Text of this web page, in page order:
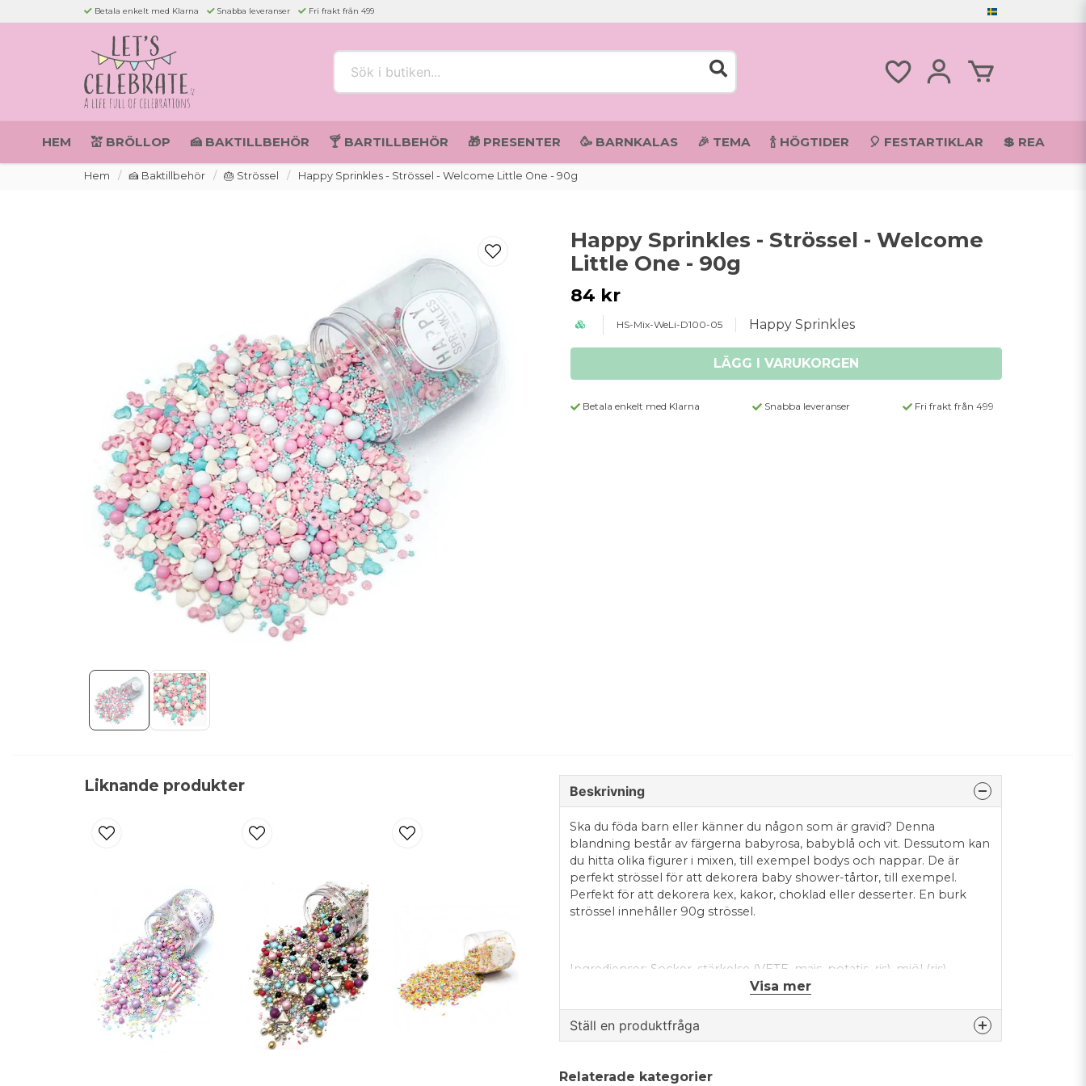
Betala enkelt med Klarna Snabba leveranser Fri frakt från 499
HEM 💒 BRÖLLOP 🍰 BAKTILLBEHÖR 🍸 BARTILLBEHÖR 🎁 PRESENTER 🥳 BARNKALAS 🎉 TEMA 🍾 HÖGTIDER 🎈 FESTARTIKLAR 💲 REA
Hem 🍰 Baktillbehör 🎂 Strössel Happy Sprinkles - Strössel - Welcome Little One - 90g
Happy Sprinkles - Strössel - Welcome
Little One - 90g
84 kr
HS-Mix-WeLi-D100-05 Happy Sprinkles
LÄGG I VARUKORGEN
Betala enkelt med Klarna Snabba leveranser Fri frakt från 499
Liknande produkter Beskrivning
Ska du föda barn eller känner du någon som är gravid? Denna
blandning består av färgerna babyrosa, babyblå och vit. Dessutom kan
du hitta olika figurer i mixen, till exempel bodys och nappar. De är
perfekt strössel för att dekorera baby shower-tårtor, till exempel.
Perfekt för att dekorera kex, kakor, choklad eller desserter. En burk
strössel innehåller 90g strössel.
Ingredienser: Socker, stärkelse (VETE, majs, potatis, ris), mjöl (ris),
vegetabiliska oljor (solros), glukossirap, helmjölkspulver, kakaosmör,
vaniljarom, konstgjord vaniljsmak, ytbehandlingsmedel (E901, E903,
E904), förtjockningsmedel (E414), emulgeringsmedel (lecitin (SOY),
Näringsinnehåll per 100g: kcal: 413; KJ: 1747; fett: 4,8 g; varav mättat fett:
Visa mer
Ställ en produktfråga
Fråga oss något om denna produkten...
Relaterade kategorier